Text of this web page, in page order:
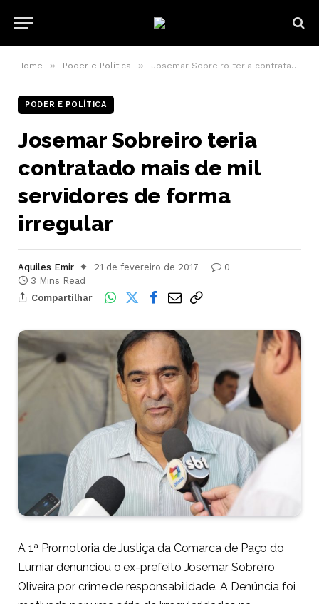
Home » Poder e Política » Josemar Sobreiro teria contratado mais de mil servidores de forma irregular
PODER E POLÍTICA
Josemar Sobreiro teria
contratado mais de mil
servidores de forma
irregular
Aquiles Emir 21 de fevereiro de 2017
0
3 Mins Read
Compartilhar
A 1ª Promotoria de Justiça da Comarca de Paço do
Lumiar denunciou o ex-prefeito Josemar Sobreiro
Oliveira por crime de responsabilidade. A Denúncia foi